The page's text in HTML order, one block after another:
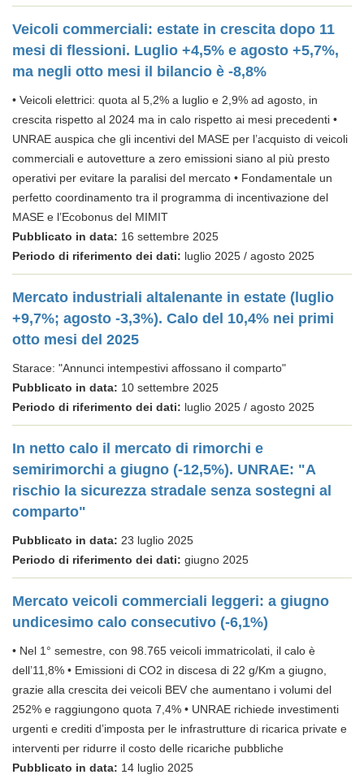
Veicoli commerciali: estate in crescita dopo 11
mesi di flessioni. Luglio +4,5% e agosto +5,7%,
ma negli otto mesi il bilancio è -8,8%
• Veicoli elettrici: quota al 5,2% a luglio e 2,9% ad agosto, in
crescita rispetto al 2024 ma in calo rispetto ai mesi precedenti •
UNRAE auspica che gli incentivi del MASE per l’acquisto di veicoli
commerciali e autovetture a zero emissioni siano al più presto
operativi per evitare la paralisi del mercato • Fondamentale un
perfetto coordinamento tra il programma di incentivazione del
MASE e l’Ecobonus del MIMIT
Pubblicato in data: 16 settembre 2025
Periodo di riferimento dei dati: luglio 2025 / agosto 2025
Mercato industriali altalenante in estate (luglio
+9,7%; agosto -3,3%). Calo del 10,4% nei primi
otto mesi del 2025
Starace: "Annunci intempestivi affossano il comparto"
Pubblicato in data: 10 settembre 2025
Periodo di riferimento dei dati: luglio 2025 / agosto 2025
In netto calo il mercato di rimorchi e
semirimorchi a giugno (-12,5%). UNRAE: "A
rischio la sicurezza stradale senza sostegni al
comparto"
Pubblicato in data: 23 luglio 2025
Periodo di riferimento dei dati: giugno 2025
Mercato veicoli commerciali leggeri: a giugno
undicesimo calo consecutivo (-6,1%)
• Nel 1° semestre, con 98.765 veicoli immatricolati, il calo è
dell’11,8% • Emissioni di CO2 in discesa di 22 g/Km a giugno,
grazie alla crescita dei veicoli BEV che aumentano i volumi del
252% e raggiungono quota 7,4% • UNRAE richiede investimenti
urgenti e crediti d’imposta per le infrastrutture di ricarica private e
interventi per ridurre il costo delle ricariche pubbliche
Pubblicato in data: 14 luglio 2025